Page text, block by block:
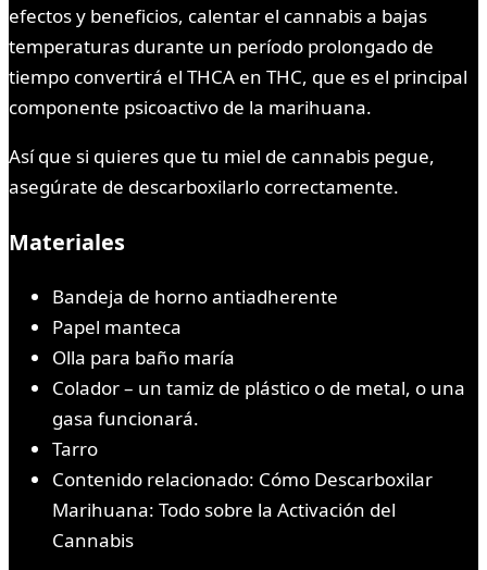
efectos y beneficios, calentar el cannabis a bajas
temperaturas durante un período prolongado de
tiempo convertirá el THCA en THC, que es el principal
componente psicoactivo de la marihuana.
Así que si quieres que tu miel de cannabis pegue,
asegúrate de descarboxilarlo correctamente.
Materiales
Bandeja de horno antiadherente
Papel manteca
Olla para baño maría
Colador – un tamiz de plástico o de metal, o una
gasa funcionará.
Tarro
Contenido relacionado: Cómo Descarboxilar
Marihuana: Todo sobre la Activación del
Cannabis